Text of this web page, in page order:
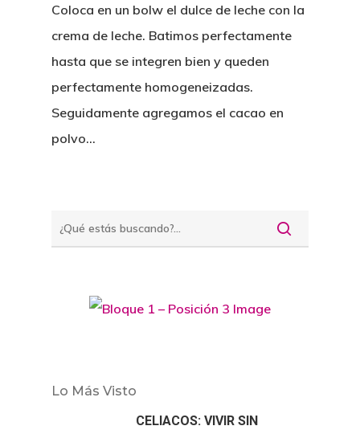
Coloca en un bolw el dulce de leche con la
crema de leche. Batimos perfectamente
hasta que se integren bien y queden
perfectamente homogeneizadas.
Seguidamente agregamos el cacao en
polvo…
Lo Más Visto
CELIACOS: VIVIR SIN